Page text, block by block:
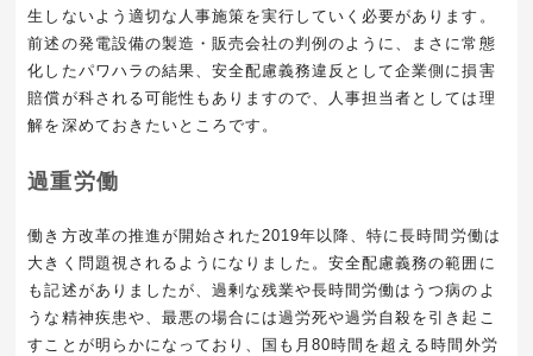
生しないよう適切な人事施策を実行していく必要があります。
前述の発電設備の製造・販売会社の判例のように、まさに常態
化したパワハラの結果、安全配慮義務違反として企業側に損害
賠償が科される可能性もありますので、人事担当者としては理
解を深めておきたいところです。
過重労働
働き方改革の推進が開始された2019年以降、特に長時間労働は
大きく問題視されるようになりました。安全配慮義務の範囲に
も記述がありましたが、過剰な残業や長時間労働はうつ病のよ
うな精神疾患や、最悪の場合には過労死や過労自殺を引き起こ
すことが明らかになっており、国も月80時間を超える時間外労